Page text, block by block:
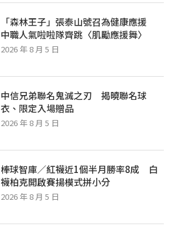
「森林王子」張泰山號召為健康應援
中職人氣啦啦隊齊跳〈肌勵應援舞〉
2026 年 8 月 5 日
中信兄弟聯名鬼滅之刃 揭曉聯名球
衣、限定入場贈品
2026 年 8 月 5 日
棒球智庫／紅襪近1個半月勝率8成 白
襪柏克開啟賽揚模式拼小分
2026 年 8 月 5 日